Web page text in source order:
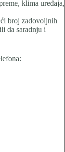
klima uređaja,
broj zadovoljnih
da saradnju i